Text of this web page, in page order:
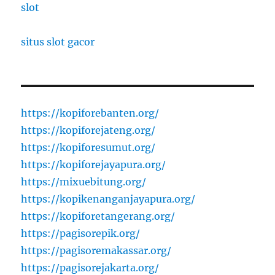
slot
situs slot gacor
https://kopiforebanten.org/
https://kopiforejateng.org/
https://kopiforesumut.org/
https://kopiforejayapura.org/
https://mixuebitung.org/
https://kopikenanganjayapura.org/
https://kopiforetangerang.org/
https://pagisorepik.org/
https://pagisoremakassar.org/
https://pagisorejakarta.org/